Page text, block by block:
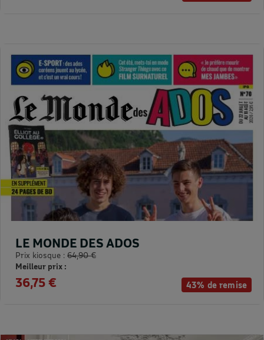
43% de remise
LE MONDE DES ADOS
Prix kiosque : 64,90 €
Meilleur prix :
36,75 €